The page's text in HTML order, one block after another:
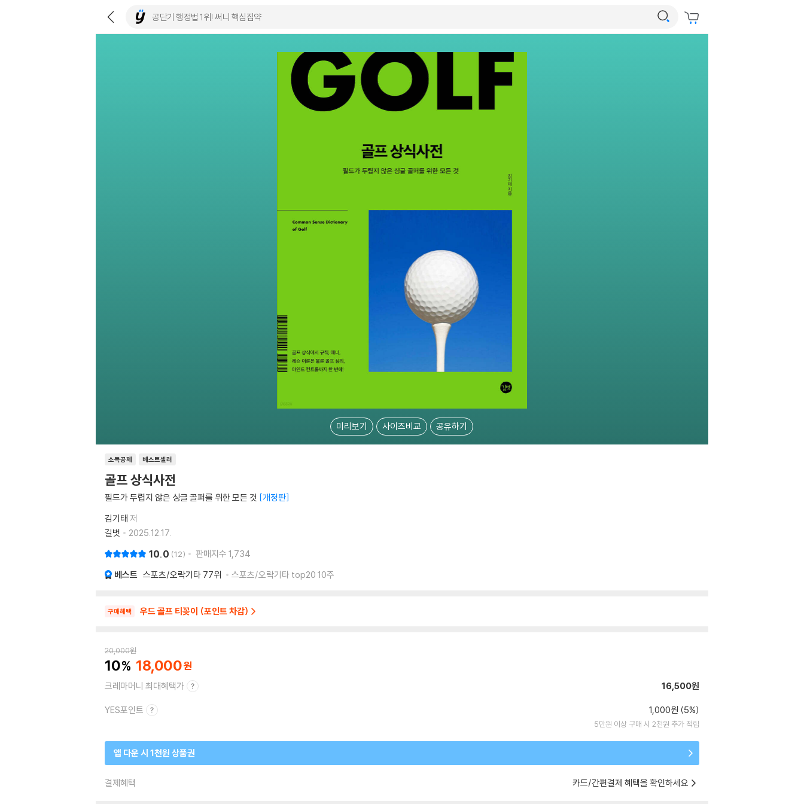
미리보기 사이즈비교 공유하기
소득공제 베스트셀러
골프 상식사전
필드가 두렵지 않은 싱글 골퍼를 위한 모든 것 개정판
김기태 저
길벗
2025.12.17.
10.0 12 판매지수 1,734
베스트 스포츠/오락기타 77위 스포츠/오락기타 top20 10주
구매혜택 우드 골프 티꽂이 (포인트 차감)
20,000원
10 18,000
크레마머니 최대혜택가 16,500원
YES포인트 1,000원 (5%)
5만원 이상 구매 시 2천원 추가 적립
앱 다운 시 1천원 상품권
결제혜택 카드/간편결제 혜택을 확인하세요